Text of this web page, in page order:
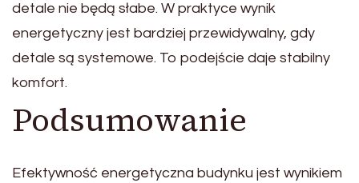
detale nie będą słabe. W praktyce wynik
energetyczny jest bardziej przewidywalny, gdy
detale są systemowe. To podejście daje stabilny
komfort.
Podsumowanie
Efektywność energetyczna budynku jest wynikiem